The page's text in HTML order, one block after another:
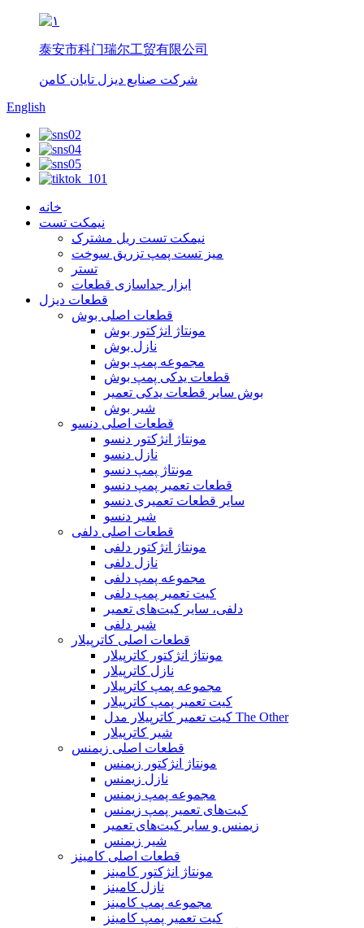
泰安市科门瑞尔工贸有限公司
شرکت صنایع دیزل تایان کامن
English
خانه
نیمکت تست
نیمکت تست ریل مشترک
میز تست پمپ تزریق سوخت
تستر
ابزار جداسازی قطعات
قطعات دیزل
قطعات اصلی بوش
مونتاژ انژکتور بوش
نازل بوش
مجموعه پمپ بوش
قطعات یدکی پمپ بوش
بوش سایر قطعات یدکی تعمیر
شیر بوش
قطعات اصلی دنسو
مونتاژ انژکتور دنسو
نازل دنسو
مونتاژ پمپ دنسو
قطعات تعمیر پمپ دنسو
سایر قطعات تعمیری دنسو
شیر دنسو
قطعات اصلی دلفی
مونتاژ انژکتور دلفی
نازل دلفی
مجموعه پمپ دلفی
کیت تعمیر پمپ دلفی
دلفی، سایر کیت‌های تعمیر
شیر دلفی
قطعات اصلی کاترپیلار
مونتاژ انژکتور کاترپیلار
نازل کاترپیلار
مجموعه پمپ کاترپیلار
کیت تعمیر پمپ کاترپیلار
کیت تعمیر کاترپیلار مدل The Other
شیر کاترپیلار
قطعات اصلی زیمنس
مونتاژ انژکتور زیمنس
نازل زیمنس
مجموعه پمپ زیمنس
کیت‌های تعمیر پمپ زیمنس
زیمنس و سایر کیت‌های تعمیر
شیر زیمنس
قطعات اصلی کامینز
مونتاژ انژکتور کامینز
نازل کامینز
مجموعه پمپ کامینز
کیت تعمیر پمپ کامینز